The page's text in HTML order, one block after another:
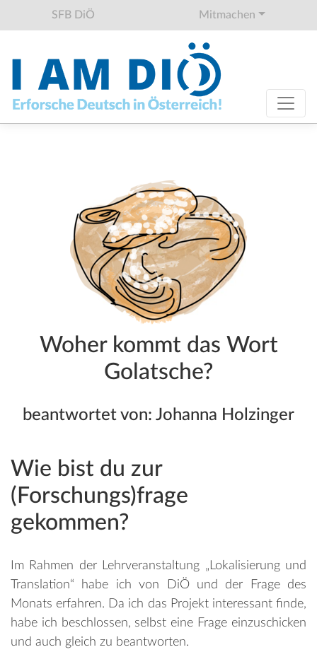
SFB DiÖ Mitmachen
Woher kommt das Wort
Golatsche?
beantwortet von: Johanna Holzinger
Wie bist du zur
(Forschungs)frage
gekommen?
Im Rahmen der Lehrveranstaltung „Lokalisierung und
Translation“ habe ich von DiÖ und der Frage des
Monats erfahren. Da ich das Projekt interessant finde,
habe ich beschlossen, selbst eine Frage einzuschicken
und auch gleich zu beantworten.